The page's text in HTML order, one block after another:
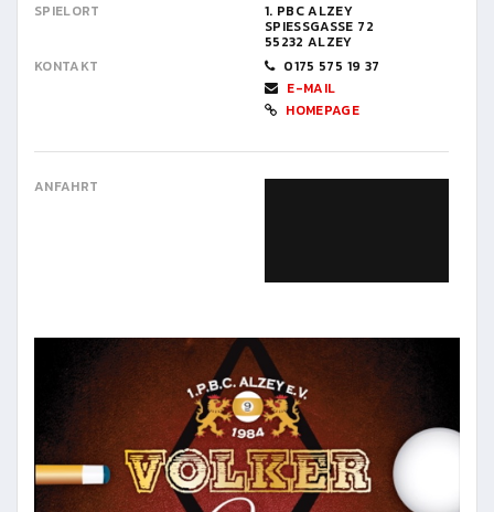
SPIELORT 1. PBC ALZEY
SPIESSGASSE 72
55232 ALZEY
KONTAKT
0175 575 19 37
E-MAIL
HOMEPAGE
ANFAHRT